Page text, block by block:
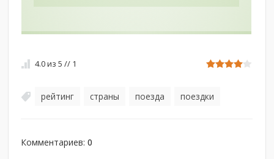
4.0из5 // 1
рейтинг страны поезда поездки
Комментариев:0